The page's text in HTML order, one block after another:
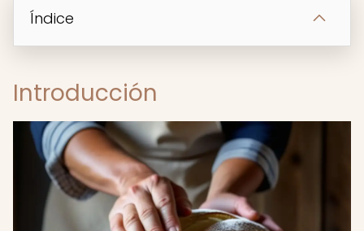
Índice
Introducción